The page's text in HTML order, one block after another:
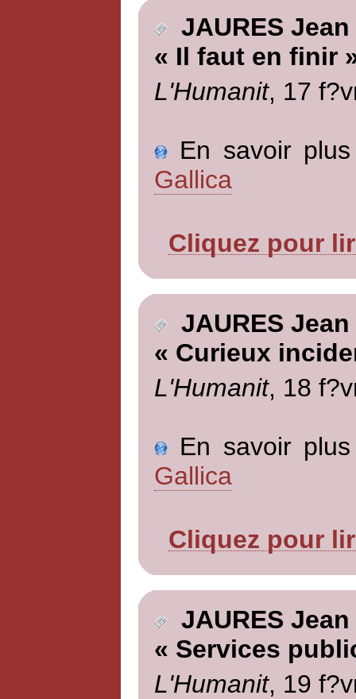
JAURES Jean
« Il faut en finir
L'Humanit, 17
En savoir
Gallica
Cliquez pour
JAURES Jean
« Curieux
L'Humanit, 18
En savoir
Gallica
Cliquez pour
JAURES Jean
« Services
L'Humanit, 19